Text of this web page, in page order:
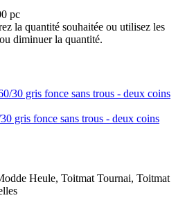
pc
la quantité souhaitée ou utilisez les
diminuer la quantité.
gris fonce sans trous - deux coins
Heule, Toitmat Tournai, Toitmat